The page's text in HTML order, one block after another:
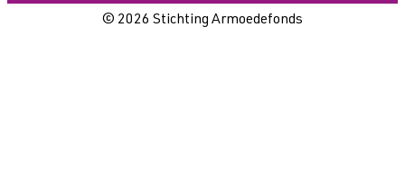
© 2026 Stichting Armoedefonds